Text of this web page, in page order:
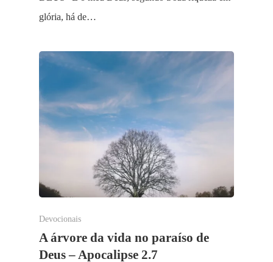
glória, há de…
Devocionais
A árvore da vida no paraíso de
Deus – Apocalipse 2.7